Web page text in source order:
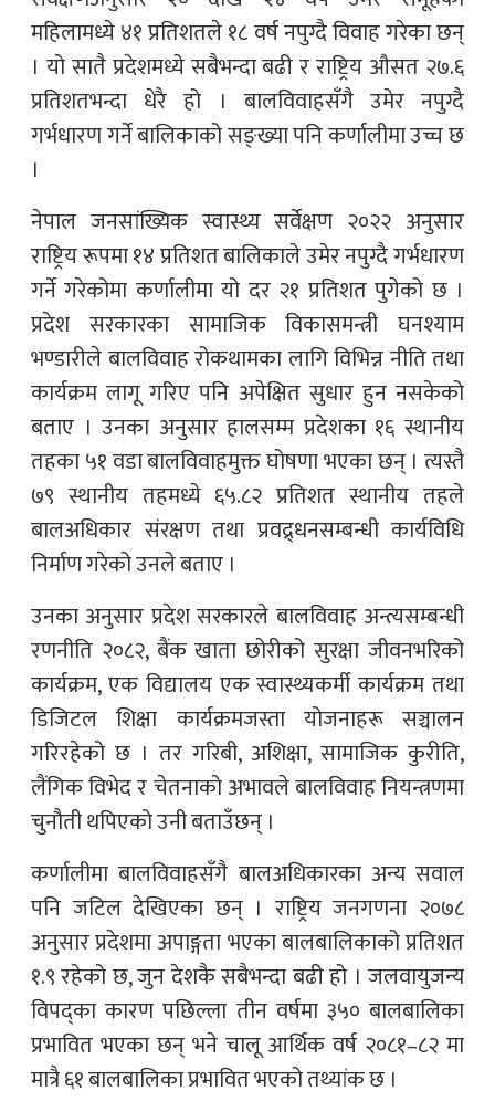
महिलामध्ये ४१ प्रतिशतले १८ वर्ष नपुग्दै विवाह गरेका छन्
। यो सातै प्रदेशमध्ये सबैभन्दा बढी र राष्ट्रिय औसत २७.६
प्रतिशतभन्दा धेरै हो । बालविवाहसँगै उमेर नपुग्दै
गर्भधारण गर्ने बालिकाको सङ्ख्या पनि कर्णालीमा उच्च छ
।
नेपाल जनसांख्यिक स्वास्थ्य सर्वेक्षण २०२२ अनुसार
राष्ट्रिय रूपमा १४ प्रतिशत बालिकाले उमेर नपुग्दै गर्भधारण
गर्ने गरेकोमा कर्णालीमा यो दर २१ प्रतिशत पुगेको छ ।
प्रदेश सरकारका सामाजिक विकासमन्त्री घनश्याम
भण्डारीले बालविवाह रोकथामका लागि विभिन्न नीति तथा
कार्यक्रम लागू गरिए पनि अपेक्षित सुधार हुन नसकेको
बताए । उनका अनुसार हालसम्म प्रदेशका १६ स्थानीय
तहका ५१ वडा बालविवाहमुक्त घोषणा भएका छन् । त्यस्तै
७९ स्थानीय तहमध्ये ६५.८२ प्रतिशत स्थानीय तहले
बालअधिकार संरक्षण तथा प्रवद्र्धनसम्बन्धी कार्यविधि
निर्माण गरेको उनले बताए ।
उनका अनुसार प्रदेश सरकारले बालविवाह अन्त्यसम्बन्धी
रणनीति २०८२, बैंक खाता छोरीको सुरक्षा जीवनभरिको
कार्यक्रम, एक विद्यालय एक स्वास्थ्यकर्मी कार्यक्रम तथा
डिजिटल शिक्षा कार्यक्रमजस्ता योजनाहरू सञ्चालन
गरिरहेको छ । तर गरिबी, अशिक्षा, सामाजिक कुरीति,
लैंगिक विभेद र चेतनाको अभावले बालविवाह नियन्त्रणमा
चुनौती थपिएको उनी बताउँछन् ।
कर्णालीमा बालविवाहसँगै बालअधिकारका अन्य सवाल
पनि जटिल देखिएका छन् । राष्ट्रिय जनगणना २०७८
अनुसार प्रदेशमा अपाङ्गता भएका बालबालिकाको प्रतिशत
१.९ रहेको छ, जुन देशकै सबैभन्दा बढी हो । जलवायुजन्य
विपद्का कारण पछिल्ला तीन वर्षमा ३५० बालबालिका
प्रभावित भएका छन् भने चालू आर्थिक वर्ष २०८१–८२ मा
मात्रै ६१ बालबालिका प्रभावित भएको तथ्यांक छ ।